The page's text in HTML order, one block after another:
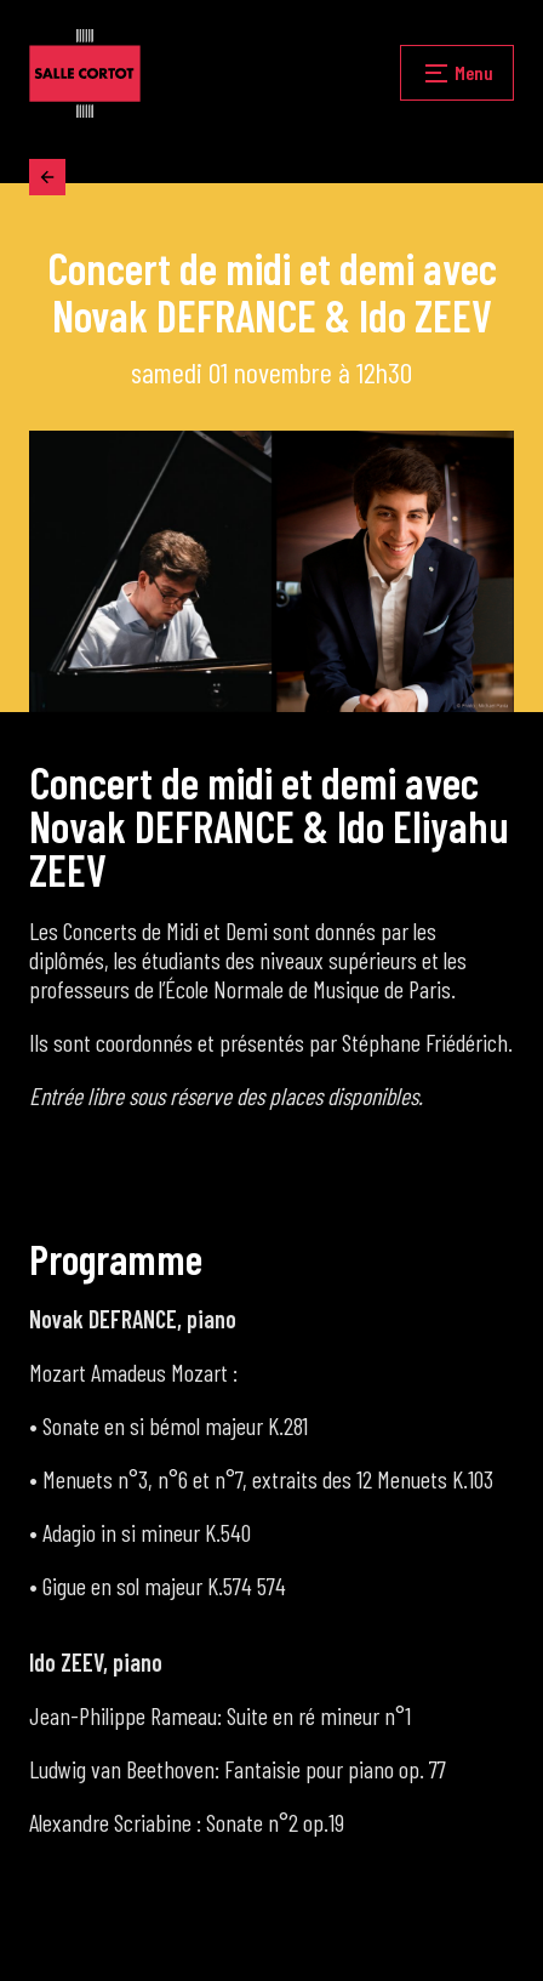
Fermer
Accueil
La programmation
Les grands concerts
Les Masterclasses
Les Rencontres Musicales
de Cortot
Concerts de midi et demi
Piano Solo Jazz
La salle
L’événementiel
Les contacts
Menu
Concert de midi et demi avec
Novak DEFRANCE & Ido ZEEV
samedi 01 novembre à 12h30
Concert de midi et demi avec
Novak DEFRANCE & Ido Eliyahu
ZEEV
Les Concerts de Midi et Demi sont donnés par les
diplômés, les étudiants des niveaux supérieurs et les
professeurs de l’École Normale de Musique de Paris.
Ils sont coordonnés et présentés par Stéphane Friédérich.
Entrée libre sous réserve des places disponibles.
Programme
Novak DEFRANCE, piano
Mozart Amadeus Mozart :
• Sonate en si bémol majeur K.281
• Menuets n°3, n°6 et n°7, extraits des 12 Menuets K.103
• Adagio in si mineur K.540
• Gigue en sol majeur K.574 574
Ido ZEEV, piano
Jean-Philippe Rameau: Suite en ré mineur n°1
Ludwig van Beethoven: Fantaisie pour piano op. 77
Alexandre Scriabine : Sonate n°2 op.19